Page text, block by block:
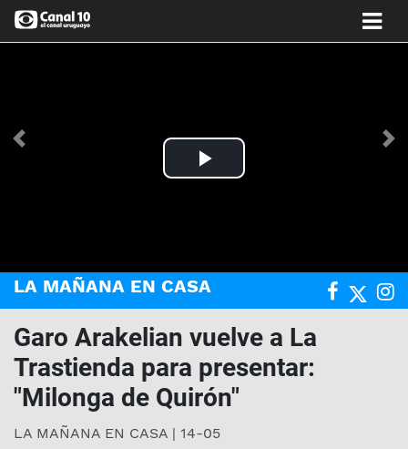
Play
Anterior
LA MAÑANA EN CASA
Garo Arakelian vuelve a La
Trastienda para presentar:
"Milonga de Quirón"
LA MAÑANA EN CASA | 14-05